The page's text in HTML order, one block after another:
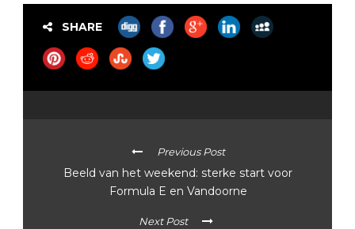
SHARE
Previous Post
Beeld van het weekend: sterke start voor
Formula E en Vandoorne
Next Post